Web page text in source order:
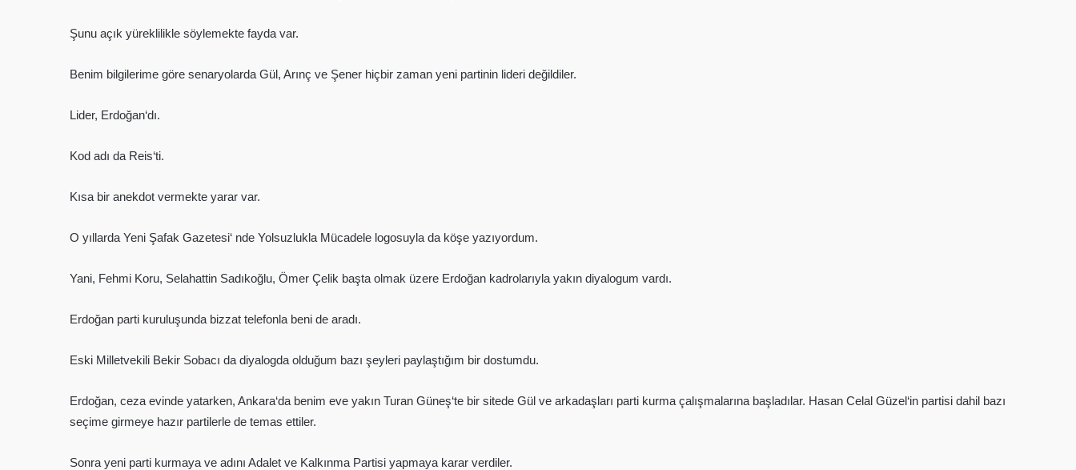
Şunu açık yüreklilikle söylemekte fayda var.
Benim bilgilerime göre senaryolarda Gül, Arınç ve Şener hiçbir zaman yeni partinin lideri değildiler.
Lider, Erdoğan‘dı.
Kod adı da Reis‘ti.
Kısa bir anekdot vermekte yarar var.
O yıllarda Yeni Şafak Gazetesi‘ nde Yolsuzlukla Mücadele logosuyla da köşe yazıyordum.
Yani, Fehmi Koru, Selahattin Sadıkoğlu, Ömer Çelik başta olmak üzere Erdoğan kadrolarıyla yakın diyalogum vardı.
Erdoğan parti kuruluşunda bizzat telefonla beni de aradı.
Eski Milletvekili Bekir Sobacı da diyalogda olduğum bazı şeyleri paylaştığım bir dostumdu.
Erdoğan, ceza evinde yatarken, Ankara‘da benim eve yakın Turan Güneş‘te bir sitede Gül ve arkadaşları parti kurma çalışmalarına başladılar. Hasan Celal Güzel‘in partisi dahil bazı
seçime girmeye hazır partilerle de temas ettiler.
Sonra yeni parti kurmaya ve adını Adalet ve Kalkınma Partisi yapmaya karar verdiler.